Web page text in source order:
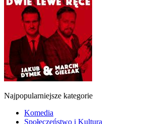
Najpopularniejsze kategorie
Komedia
Społeczeństwo i Kultura